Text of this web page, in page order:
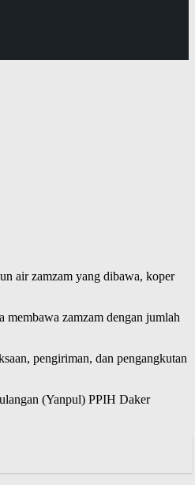
air zamzam yang dibawa, koper
zamzam dengan jumlah
pengiriman, dan pengangkutan
(Yanpul) PPIH Daker